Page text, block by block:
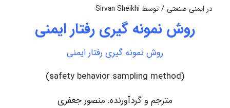
در ایمنی صنعتی / توسط Sirvan Sheikhi
روش نمونه گیری رفتار ایمنی
روش نمونه گیری رفتار ایمنی
(safety behavior sampling method)
مترجم و گردآورنده: منصور جعفری